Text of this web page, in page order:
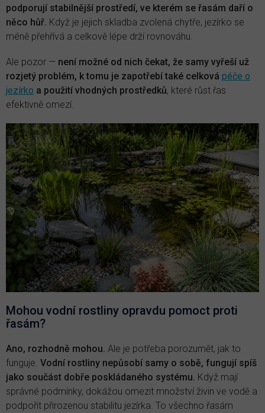
podporují stabilnější prostředí, ve kterém se řasám daří o
něco hůř. Když je jejich skladba zvolená chytře, jezírko se
méně přehřívá a celkově lépe drží rovnováhu.
Ale pozor — není možné od nich čekat, že samy vyřeší už
rozjetý problém, k tomu je zapotřebí také celková péče o
jezírko a použití vhodných prostředků, které růst řas
efektivně omezí.
Mohou vodní rostliny opravdu pomoct proti
řasám?
Ano, rozhodně mohou. Ale je potřeba porozumět, jak to
funguje. Vodní rostliny nepůsobí samy o sobě, fungují spíš
jako součást dobře poskládaného systému. Když mají
správné podmínky, dokážou omezit množství živin ve vodě a
podpořit přirozenou stabilitu jezírka. To všechno řasám